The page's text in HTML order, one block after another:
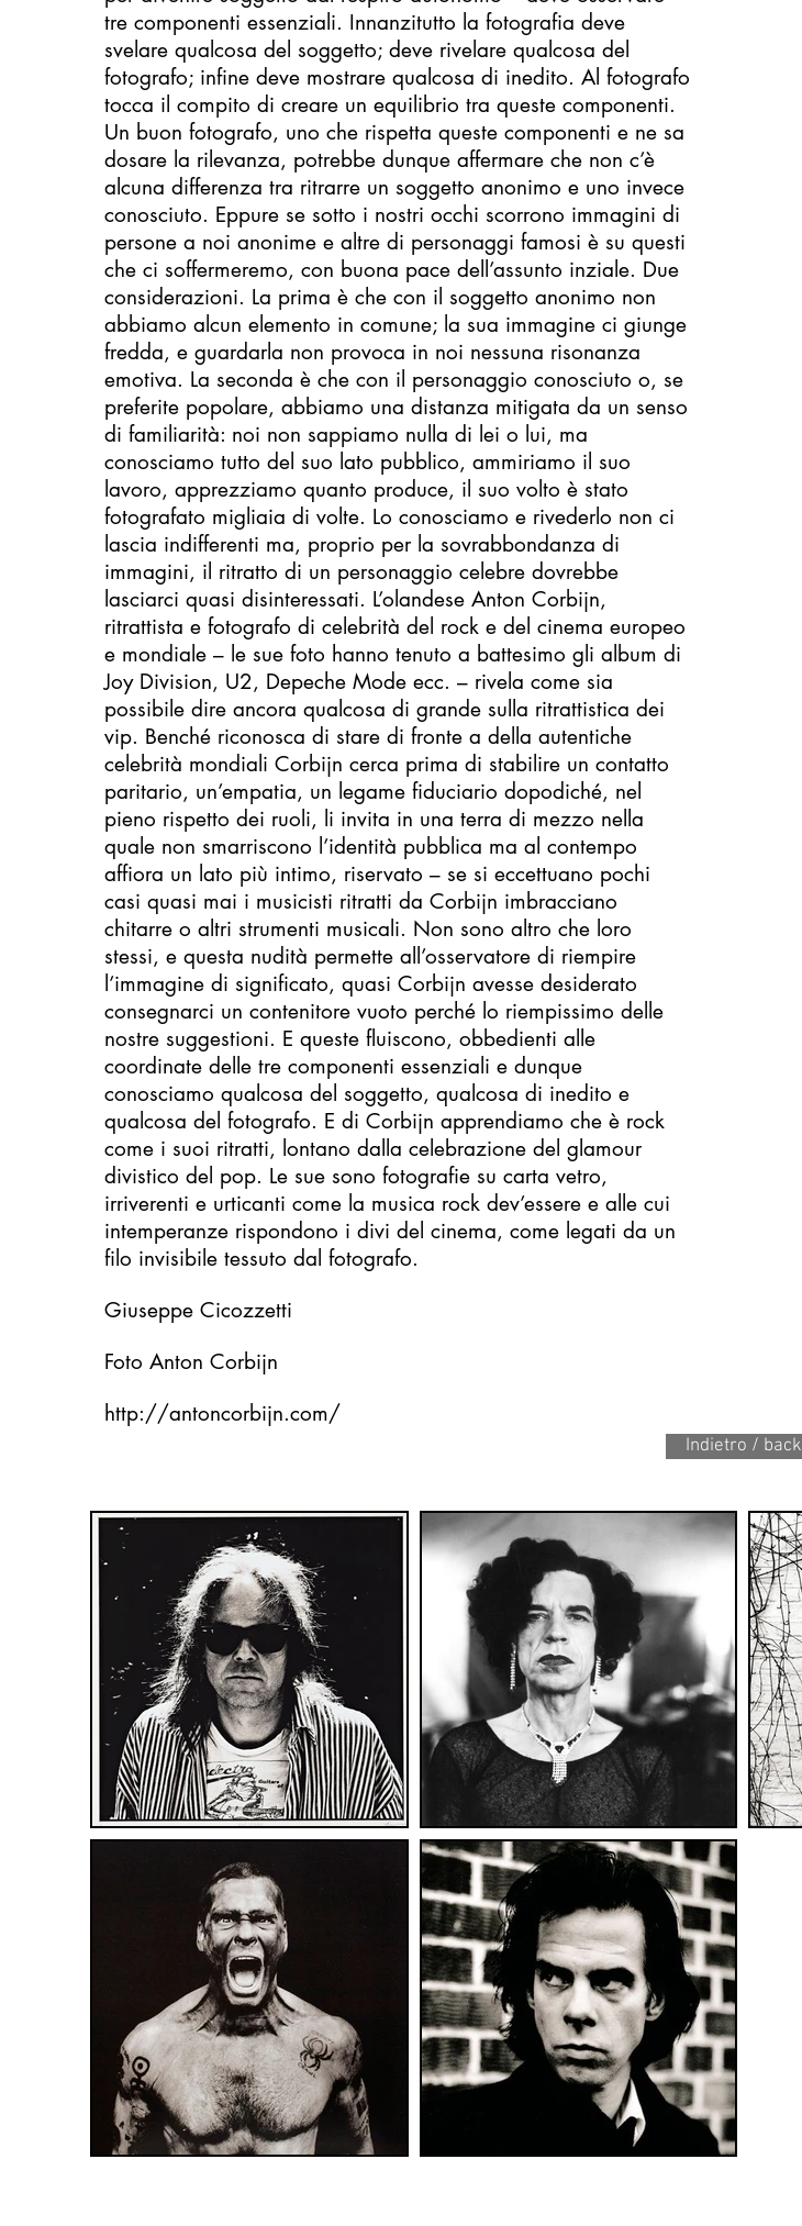
tre componenti essenziali. Innanzitutto la fotografia deve
svelare qualcosa del soggetto; deve rivelare qualcosa del
fotografo; infine deve mostrare qualcosa di inedito. Al fotografo
tocca il compito di creare un equilibrio tra queste componenti.
Un buon fotografo, uno che rispetta queste componenti e ne sa
dosare la rilevanza, potrebbe dunque affermare che non c’è
alcuna differenza tra ritrarre un soggetto anonimo e uno invece
conosciuto. Eppure se sotto i nostri occhi scorrono immagini di
persone a noi anonime e altre di personaggi famosi è su questi
che ci soffermeremo, con buona pace dell’assunto inziale. Due
considerazioni. La prima è che con il soggetto anonimo non
abbiamo alcun elemento in comune; la sua immagine ci giunge
fredda, e guardarla non provoca in noi nessuna risonanza
emotiva. La seconda è che con il personaggio conosciuto o, se
preferite popolare, abbiamo una distanza mitigata da un senso
di familiarità: noi non sappiamo nulla di lei o lui, ma
conosciamo tutto del suo lato pubblico, ammiriamo il suo
lavoro, apprezziamo quanto produce, il suo volto è stato
fotografato migliaia di volte. Lo conosciamo e rivederlo non ci
lascia indifferenti ma, proprio per la sovrabbondanza di
immagini, il ritratto di un personaggio celebre dovrebbe
lasciarci quasi disinteressati. L’olandese Anton Corbijn,
ritrattista e fotografo di celebrità del rock e del cinema europeo
e mondiale – le sue foto hanno tenuto a battesimo gli album di
Joy Division, U2, Depeche Mode ecc. – rivela come sia
possibile dire ancora qualcosa di grande sulla ritrattistica dei
vip. Benché riconosca di stare di fronte a della autentiche
celebrità mondiali Corbijn cerca prima di stabilire un contatto
paritario, un’empatia, un legame fiduciario dopodiché, nel
pieno rispetto dei ruoli, li invita in una terra di mezzo nella
quale non smarriscono l’identità pubblica ma al contempo
affiora un lato più intimo, riservato – se si eccettuano pochi
casi quasi mai i musicisti ritratti da Corbijn imbracciano
chitarre o altri strumenti musicali. Non sono altro che loro
stessi, e questa nudità permette all’osservatore di riempire
l’immagine di significato, quasi Corbijn avesse desiderato
consegnarci un contenitore vuoto perché lo riempissimo delle
nostre suggestioni. E queste fluiscono, obbedienti alle
coordinate delle tre componenti essenziali e dunque
conosciamo qualcosa del soggetto, qualcosa di inedito e
qualcosa del fotografo. E di Corbijn apprendiamo che è rock
come i suoi ritratti, lontano dalla celebrazione del glamour
divistico del pop. Le sue sono fotografie su carta vetro,
irriverenti e urticanti come la musica rock dev’essere e alle cui
intemperanze rispondono i divi del cinema, come legati da un
filo invisibile tessuto dal fotografo.
Giuseppe Cicozzetti
Foto Anton Corbijn
http://antoncorbijn.com/
Indietro / back